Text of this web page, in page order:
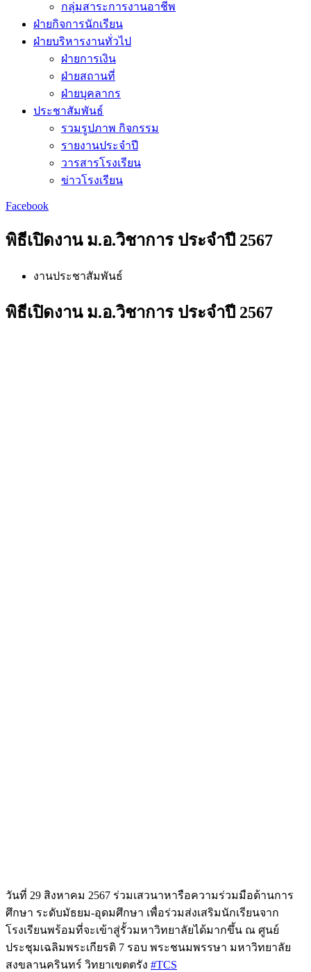
กลุ่มสาระการงานอาชีพ
ฝ่ายกิจการนักเรียน
ฝ่ายบริหารงานทั่วไป
ฝ่ายการเงิน
ฝ่ายสถานที่
ฝ่ายบุคลากร
ประชาสัมพันธ์
รวมรูปภาพ กิจกรรม
รายงานประจำปี
วารสารโรงเรียน
ข่าวโรงเรียน
Facebook
พิธีเปิดงาน ม.อ.วิชาการ ประจำปี 2567
งานประชาสัมพันธ์
พิธีเปิดงาน ม.อ.วิชาการ ประจำปี 2567
วันที่ 29 สิงหาคม 2567 ร่วมเสวนาหารือความร่วมมือด้านการ
ศึกษา ระดับมัธยม-อุดมศึกษา เพื่อร่วมส่งเสริมนักเรียนจาก
โรงเรียนพร้อมที่จะเข้าสู่รั้วมหาวิทยาลัยได้มากขึ้น ณ ศูนย์
ประชุมเฉลิมพระเกียรติ 7 รอบ พระชนมพรรษา มหาวิทยาลัย
สงขลานครินทร์ วิทยาเขตตรัง #TCS